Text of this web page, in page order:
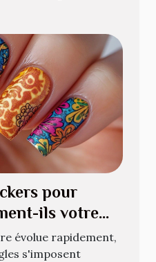
pour
ils votre
?
évolue rapidement,
s'imposent